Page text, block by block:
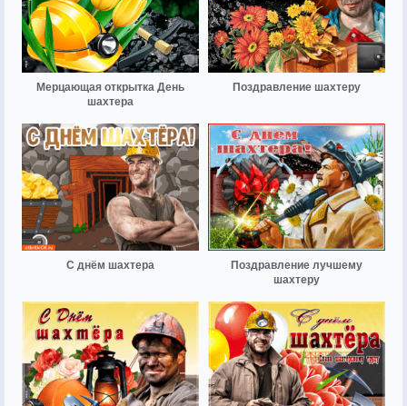
Мерцающая открытка День
шахтера
Поздравление шахтеру
С днём шахтера
Поздравление лучшему
шахтеру